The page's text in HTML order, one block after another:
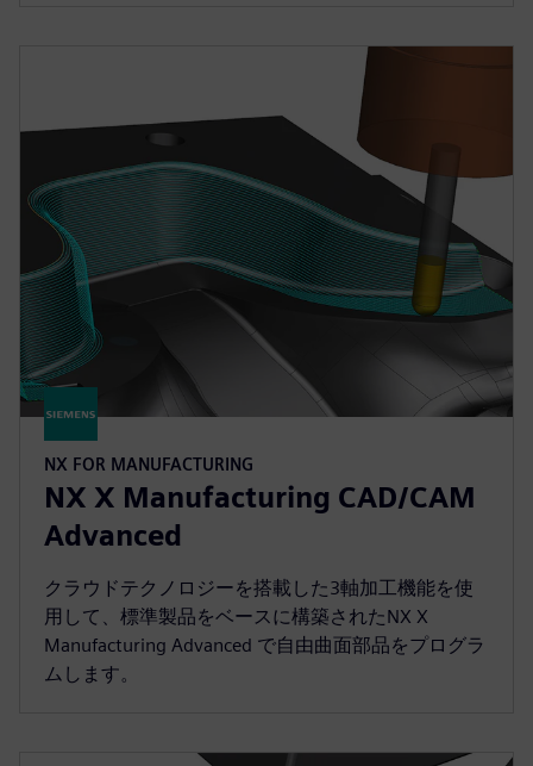
NX FOR MANUFACTURING
NX X Manufacturing CAD/CAM
Advanced
クラウドテクノロジーを搭載した3軸加工機能を使
用して、標準製品をベースに構築されたNX X
Manufacturing Advanced で自由曲面部品をプログラ
ムします。